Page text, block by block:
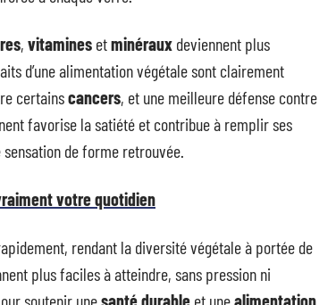
, vitamines etminéraux deviennent plus
d’une alimentation végétale sont clairement
certainscancers, et une meilleure défense contre
favorise la satiété et contribue à remplir ses
de forme retrouvée.
votre quotidien
rendant la diversité végétale à portée de
plus faciles à atteindre, sans pression ni
soutenir unesanté durable et unealimentation